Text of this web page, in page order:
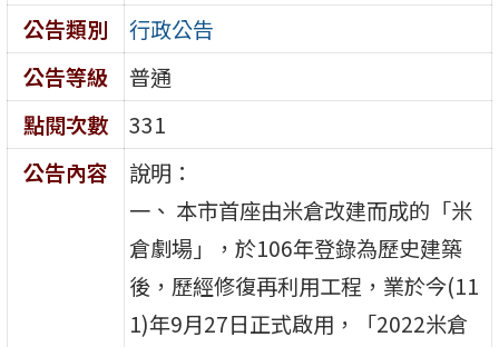
公告類別
行政公告
公告等級
普通
點閱次數
331
公告內容
說明：
一、 本市首座由米倉改建而成的「米
倉劇場」，於106年登錄為歷史建築
後，歷經修復再利用工程，業於今(11
1)年9月27日正式啟用，「2022米倉